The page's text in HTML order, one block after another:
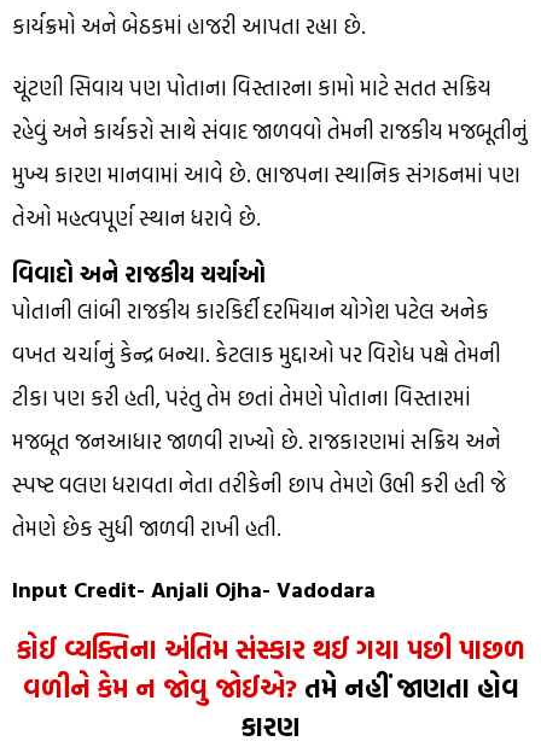
કાર્યક્રમો અને બેઠકમાં હાજરી આપતા રહ્યા છે.
ચૂંટણી સિવાય પણ પોતાના વિસ્તારના કામો માટે સતત સક્રિય
રહેવું અને કાર્યકરો સાથે સંવાદ જાળવવો તેમની રાજકીય મજબૂતીનું
મુખ્ય કારણ માનવામાં આવે છે. ભાજપના સ્થાનિક સંગઠનમાં પણ
તેઓ મહત્વપૂર્ણ સ્થાન ધરાવે છે.
વિવાદો અને રાજકીય ચર્ચાઓ
પોતાની લાંબી રાજકીય કારકિર્દી દરમિયાન યોગેશ પટેલ અનેક
વખત ચર્ચાનું કેન્દ્ર બન્યા. કેટલાક મુદ્દાઓ પર વિરોધ પક્ષે તેમની
ટીકા પણ કરી હતી, પરંતુ તેમ છતાં તેમણે પોતાના વિસ્તારમાં
મજબૂત જનઆધાર જાળવી રાખ્યો છે. રાજકારણમાં સક્રિય અને
સ્પષ્ટ વલણ ધરાવતા નેતા તરીકેની છાપ તેમણે ઉભી કરી હતી જે
તેમણે છેક સુધી જાળવી રાખી હતી.
Input Credit- Anjali Ojha- Vadodara
કોઈ વ્યક્તિના અંતિમ સંસ્કાર થઈ ગયા પછી પાછળ
વળીને કેમ ન જોવુ જોઈએ?તમે નહીં જાણતા હોવ
કારણ